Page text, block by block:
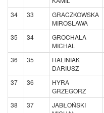
34
33
GRACZKOWSKA
MIROSLAWA
35 34
GROCHALA
MICHAL
36 35
HALINIAK
DARIUSZ
37 36
HYRA
GRZEGORZ
38 37
JABŁOŃSKI